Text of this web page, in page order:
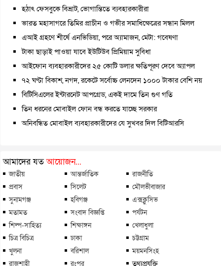
হঠাৎ ফেসবুকে বিভ্রাট, ভোগান্তিতে ব্যবহারকারীরা
ভারত মহাসাগরে তিমির প্রাচীন ও গভীর সমাধিক্ষেত্রের সন্ধান মিলল
এআই গ্রহণে শীর্ষে এনভিডিয়া, পরে অ্যামাজন, মেটা: গবেষণা
টাকা ছাড়াই পাওয়া যাবে ইউটিউব প্রিমিয়াম সুবিধা
আইফোন ব্যবহারকারীদের ২৫ কোটি ডলার ক্ষতিপূরণ দেবে অ্যাপল
৭২ ঘণ্টা বিকাশ, নগদ, রকেটে সর্বোচ্চ লেনদেন ১০০০ টাকার বেশি নয়
বিটিসিএলের ইন্টারনেট আপগ্রেড, একই দামে তিন গুণ গতি
তিন ধরনের মোবাইল ফোন বন্ধ করতে যাচ্ছে সরকার
অনিবন্ধিত মোবাইল ব্যবহারকারীদের যে সুখবর দিল বিটিআরসি
আমাদের যতআয়োজন...
জাতীয় আন্তর্জাতিক
রাজনীতি
প্রবাস
সিলেট
মৌলভীবাজার
সুনামগঞ্জ
হবিগঞ্জ
এক্সক্লুসিভ
মতামত
সংবাদ বিজ্ঞপ্তি
পর্যটন
শিল্প-সাহিত্য
শিক্ষাঙ্গন
খেলাধুলা
চিত্র বিচিত্র
ঢাকা
চট্টগ্রাম
খুলনা
বরিশাল
ময়মনসিংহ
রাজশাহী
রংপুর তথ্যপ্রযুক্তি